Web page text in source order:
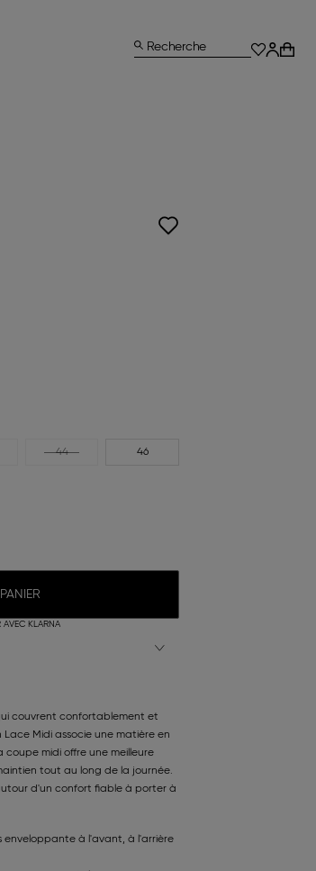
Recherche
44 46
AVEC KLARNA
couvrent confortablement et
Midi associe une matière en
midi offre une meilleure
tout au long de la journée.
d'un confort fiable à porter à
enveloppante à l'avant, à l'arrière